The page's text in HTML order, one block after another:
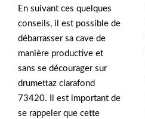
En suivant ces quelques
conseils, il est possible de
débarrasser sa cave de
manière productive et
sans se décourager sur
drumettaz clarafond
73420. Il est important de
se rappeler que cette